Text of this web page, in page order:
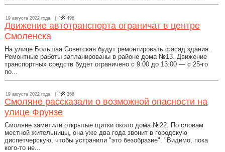
19 августа 2022 года | 496
Движение автотранспорта ограничат в центре
Смоленска
На улице Большая Советская будут ремонтировать фасад здания.
Ремонтные работы запланированы в районе дома №13. Движение
транспортных средств будет ограничено с 9:00 до 13:00 — с 25-го
по...
19 августа 2022 года | 366
Смоляне рассказали о возможной опасности на
улице Фрунзе
Смоляне заметили открытые щитки около дома №22. По словам
местной жительницы, она уже два года звонит в городскую
диспетчерскую, чтобы устранили "это безобразие". "Видимо, пока
кого-то не...